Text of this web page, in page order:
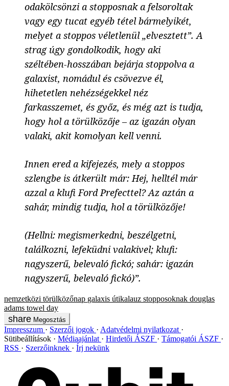
odakölcsönzi a stopposnak a felsoroltak
vagy egy tucat egyéb tétel bármelyikét,
melyet a stoppos véletlenül „elvesztett”. A
strag úgy gondolkodik, hogy aki
széltében-hosszában bejárja stoppolva a
galaxist, nomádul és csövezve él,
hihetetlen nehézségekkel néz
farkasszemet, és győz, és még azt is tudja,
hogy hol a törülközője – az igazán olyan
valaki, akit komolyan kell venni.
Innen ered a kifejezés, mely a stoppos
szlengbe is átkerült már: Hej, helltél már
azzal a klufi Ford Prefecttel? Az aztán a
sahár, mindig tudja, hol a törülközője!
(Hellni: megismerkedni, beszélgetni,
találkozni, lefeküdni valakivel; klufi:
nagyszerű, belevaló fickó; sahár: igazán
nagyszerű, belevaló fickó)”.
nemzetközi törülközőnap galaxis útikalauz stopposoknak douglas
adams towel day
Megosztás
Impresszum Szerzői jogok
Adatvédelmi nyilatkozat
Sütibeállítások
Médiaajánlat Hirdetői ÁSZF
Támogatói ÁSZF
RSS
Szerzőinknek Írj nekünk